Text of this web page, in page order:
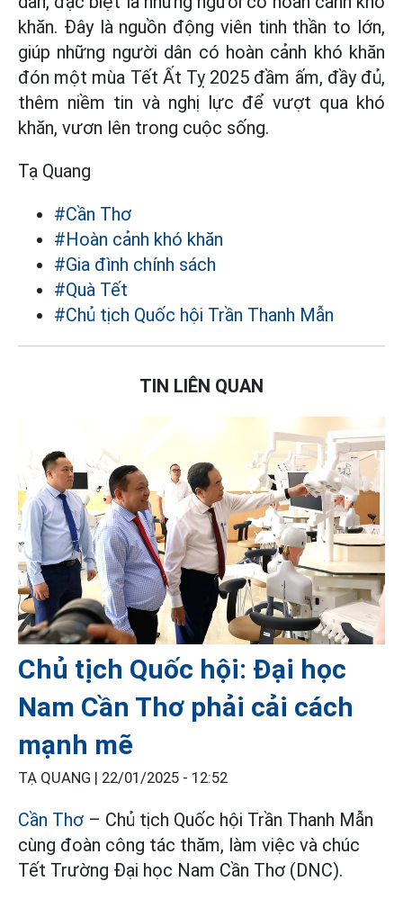
khăn. Đây là nguồn động viên tinh thần to lớn,
giúp những người dân có hoàn cảnh khó khăn
đón một mùa Tết Ất Tỵ 2025 đầm ấm, đầy đủ,
thêm niềm tin và nghị lực để vượt qua khó
khăn, vươn lên trong cuộc sống.
Tạ Quang
#Cần Thơ
#Hoàn cảnh khó khăn
#Gia đình chính sách
#Quà Tết
#Chủ tịch Quốc hội Trần Thanh Mẫn
TIN LIÊN QUAN
Chủ tịch Quốc hội: Đại học
Nam Cần Thơ phải cải cách
mạnh mẽ
TẠ QUANG | 22/01/2025 - 12:52
Cần Thơ – Chủ tịch Quốc hội Trần Thanh Mẫn
cùng đoàn công tác thăm, làm việc và chúc
Tết Trường Đại học Nam Cần Thơ (DNC).